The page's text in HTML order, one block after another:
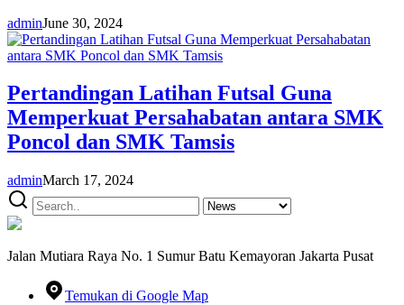
adminJune 30, 2024
Pertandingan Latihan Futsal Guna
Memperkuat Persahabatan antara SMK
Poncol dan SMK Tamsis
adminMarch 17, 2024
Jalan Mutiara Raya No. 1 Sumur Batu Kemayoran Jakarta Pusat
Temukan di Google Map